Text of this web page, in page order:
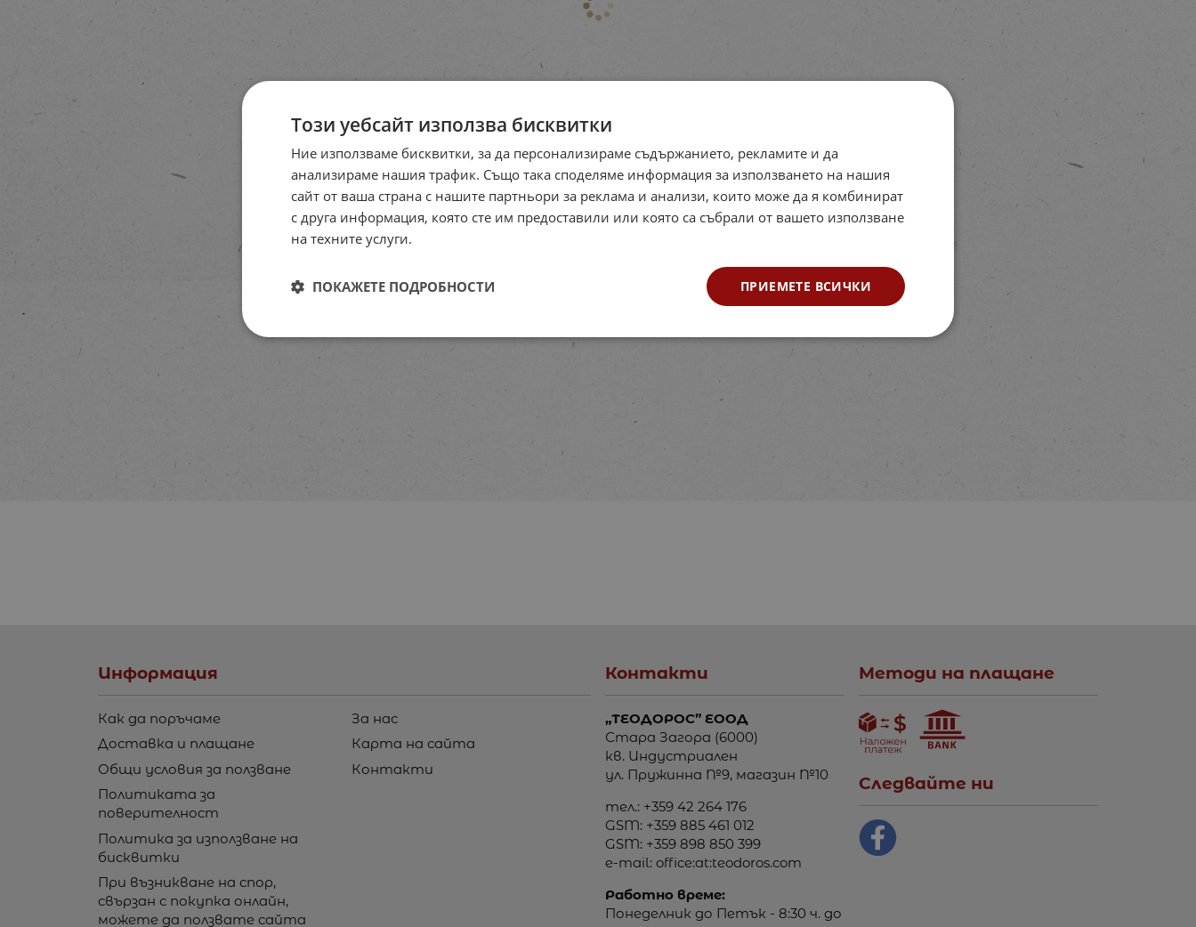
Информация
Как да поръчаме
Доставка и плащане
Общи условия за ползване
Политиката за
поверителност
Политика за използване на
бисквитки
При възникване на спор,
свързан с покупка онлайн,
можете да ползвате сайта
За нас
Карта на сайта
Контакти
Контакти
„ТЕОДОРОС” ЕООД
Стара Загора (6000)
кв. Индустриален
ул. Пружинна №9, магазин №10
тел.: +359 42 264 176
GSM: +359 885 461 012
GSM: +359 898 850 399
e-mail:office:at:teodoros.com
Работно време:
Понеделник до Петък - 8:30 ч. до
Методи на плащане
Следвайте ни
Този уебсайт използва бисквитки
Ние използваме бисквитки, за да персонализираме съдържанието, рекламите и да
анализираме нашия трафик. Също така споделяме информация за използването на нашия
сайт от ваша страна с нашите партньори за реклама и анализи, които може да я комбинират
с друга информация, която сте им предоставили или която са събрали от вашето използване
на техните услуги.
ПРИЕМЕТЕ ВСИЧКИ
ПОКАЖЕТЕ ПОДРОБНОСТИ